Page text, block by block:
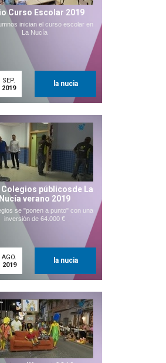
Curso Escolar 2019
inician el curso escolar en
La Nucía
SEP.
2019
la nucia
Colegios públicosde La
Nucía verano 2019
se "ponen a punto" con una
inversión de 64.000 €
AGO.
2019
la nucia